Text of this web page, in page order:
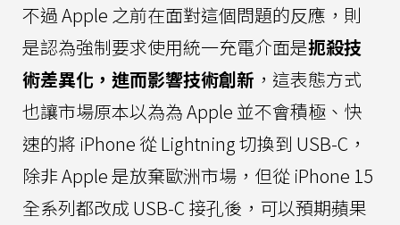
不過 Apple 之前在面對這個問題的反應，則
是認為強制要求使用統一充電介面是扼殺技
術差異化，進而影響技術創新 ，這表態方式
也讓市場原本以為為 Apple 並不會積極、快
速的將 iPhone 從 Lightning 切換到 USB-C，
除非 Apple 是放棄歐洲市場，但從 iPhone 15
全系列都改成 USB-C 接孔後，可以預期蘋果